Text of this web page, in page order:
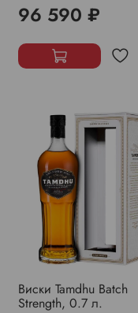
96 590 ₽
Виски Tamdhu Batch
Strength, 0.7 л.